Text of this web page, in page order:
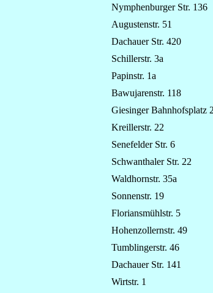
Nymphenburger Str. 136
Augustenstr. 51
Dachauer Str. 420
Schillerstr. 3a
Papinstr. 1a
Bawujarenstr. 118
Giesinger Bahnhofsplatz 2
Kreillerstr. 22
Senefelder Str. 6
Schwanthaler Str. 22
Waldhornstr. 35a
Sonnenstr. 19
Floriansmühlstr. 5
Hohenzollernstr. 49
Tumblingerstr. 46
Dachauer Str. 141
Wirtstr. 1